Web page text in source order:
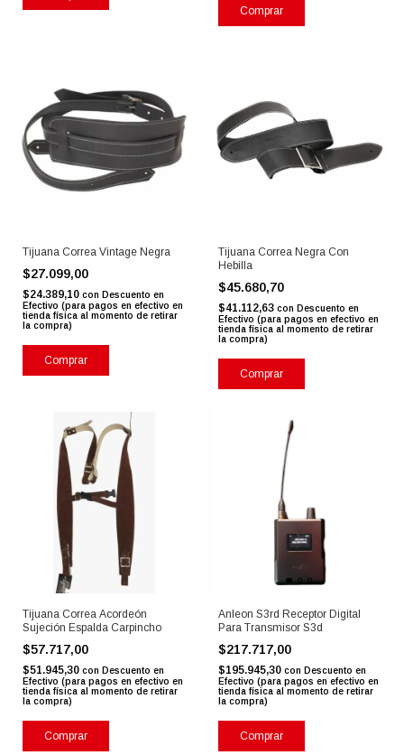
Comprar
Tijuana Correa Vintage Negra
$27.099,00
$24.389,10 con Descuento en
Efectivo (para pagos en efectivo en
tienda física al momento de retirar
la compra)
Tijuana Correa Negra Con
Hebilla
$45.680,70
$41.112,63 con Descuento en
Efectivo (para pagos en efectivo en
tienda física al momento de retirar
la compra)
Comprar
Tijuana Correa Acordeón
Sujeción Espalda Carpincho
$57.717,00
$51.945,30 con Descuento en
Efectivo (para pagos en efectivo en
tienda física al momento de retirar
la compra)
Anleon S3rd Receptor Digital
Para Transmisor S3d
$217.717,00
$195.945,30 con Descuento en
Efectivo (para pagos en efectivo en
tienda física al momento de retirar
la compra)